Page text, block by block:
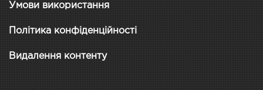
Умови використання
Політика конфіденційності
Видалення контенту